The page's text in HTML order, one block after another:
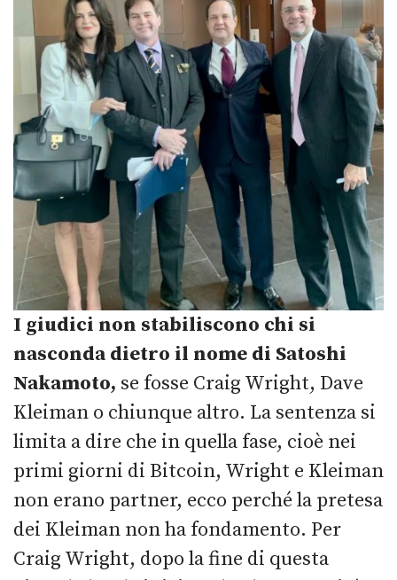
I giudici non stabiliscono chi si
nasconda dietro il nome di Satoshi
Nakamoto, se fosse Craig Wright, Dave
Kleiman o chiunque altro. La sentenza si
limita a dire che in quella fase, cioè nei
primi giorni di Bitcoin, Wright e Kleiman
non erano partner, ecco perché la pretesa
dei Kleiman non ha fondamento. Per
Craig Wright, dopo la fine di questa